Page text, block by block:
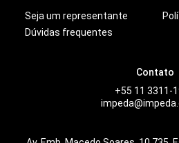
Seja um representante
Dúvidas frequentes
Contato
+55 11 3311-